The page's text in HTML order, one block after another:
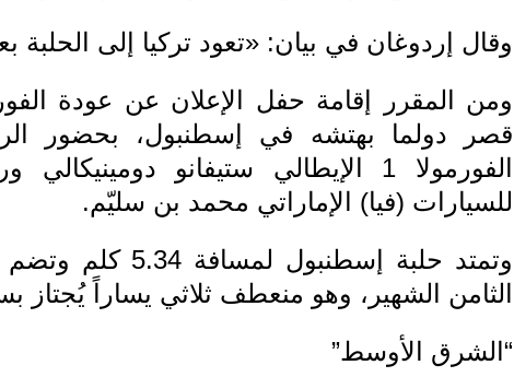
وقال إردوغان في بيان: «تعود تركيا إلى الحلبة
قصر دولما بهتشه في إسطنبول، بحضور
الفورمولا 1 الإيطالي ستيفانو
للسيارات (فيا) الإماراتي محمد بن سليّم.
الثامن الشهير، وهو منعطف ثلاثي يساراً يُجتاز
“الشرق الأوسط”